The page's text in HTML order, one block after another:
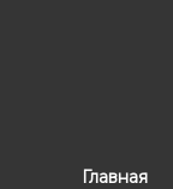
Главная